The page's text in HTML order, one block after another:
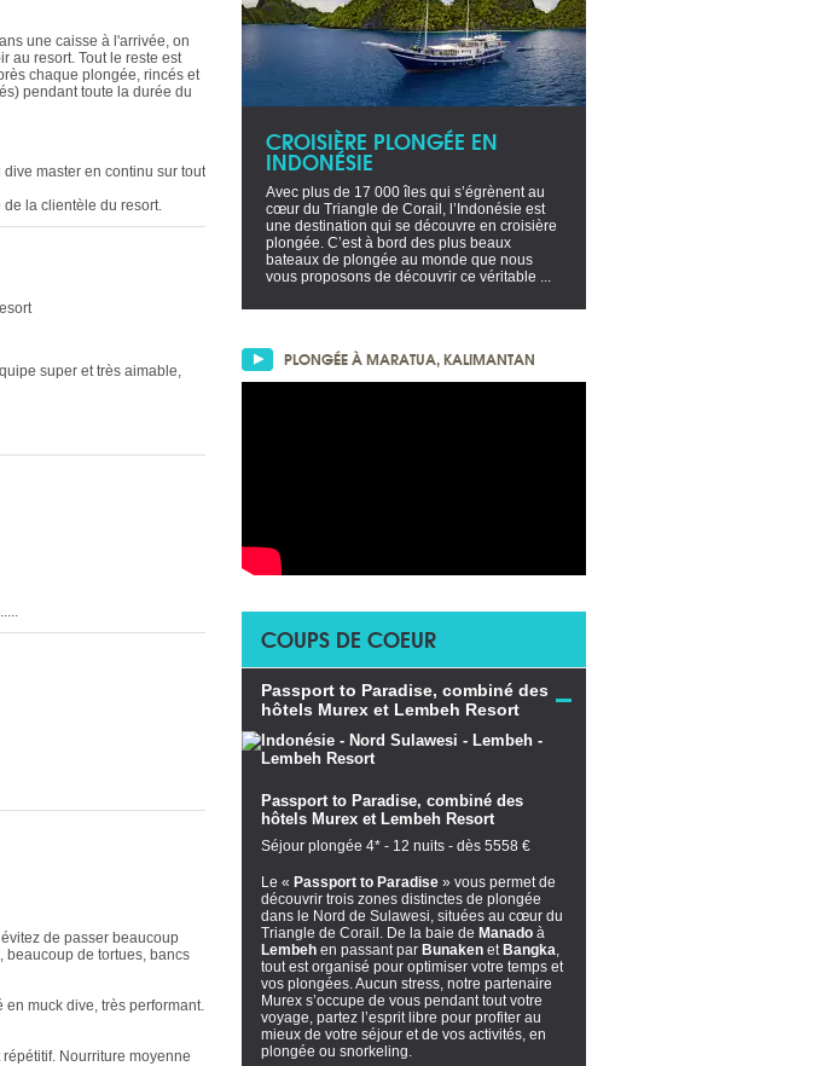
une caisse à l'arrivée, on
au resort. Tout le reste est
chaque plongée, rincés et
pendant toute la durée du
master en continu sur tout
la clientèle du resort.
super et très aimable,
de passer beaucoup
beaucoup de tortues, bancs
muck dive, très performant.
Nourriture moyenne
CROISIÈRE PLONGÉE EN
INDONÉSIE
Avec plus de 17 000 îles qui s’égrènent au
cœur du Triangle de Corail, l’Indonésie est
une destination qui se découvre en croisière
plongée. C’est à bord des plus beaux
bateaux de plongée au monde que nous
vous proposons de découvrir ce véritable ...
PLONGÉE À MARATUA, KALIMANTAN
COUPS DE COEUR
Passport to Paradise, combiné des
hôtels Murex et Lembeh Resort
Passport to Paradise, combiné des
hôtels Murex et Lembeh Resort
Séjour plongée 4* - 12 nuits - dès 5558 €
Le « Passport to Paradise » vous permet de
découvrir trois zones distinctes de plongée
dans le Nord de Sulawesi, situées au cœur du
Triangle de Corail. De la baie de Manado à
Lembeh en passant par Bunaken et Bangka,
tout est organisé pour optimiser votre temps et
vos plongées. Aucun stress, notre partenaire
Murex s’occupe de vous pendant tout votre
voyage, partez l’esprit libre pour profiter au
mieux de votre séjour et de vos activités, en
plongée ou snorkeling.